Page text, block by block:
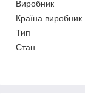
Виробник
Країна виробник
Тип
Стан